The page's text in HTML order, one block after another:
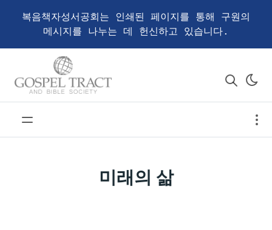
복음책자성서공회는 인쇄된 페이지를 통해 구원의
메시지를 나누는 데 헌신하고 있습니다.
미래의 삶